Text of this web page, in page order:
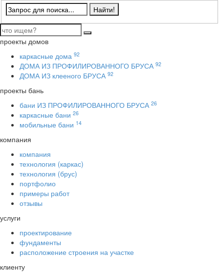
проекты домов
каркасные дома 92
ДОМА ИЗ ПРОФИЛИРОВАННОГО БРУСА 92
ДОМА ИЗ клееного БРУСА 92
проекты бань
бани ИЗ ПРОФИЛИРОВАННОГО БРУСА 26
каркасные бани 26
мобильные бани 14
компания
компания
технология (каркас)
технология (брус)
портфолио
примеры работ
отзывы
услуги
проектирование
фундаменты
расположение строения на участке
клиенту